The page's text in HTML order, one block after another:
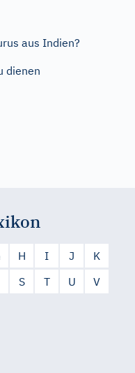
aus Indien?
dienen
H I J
K
S T U
V